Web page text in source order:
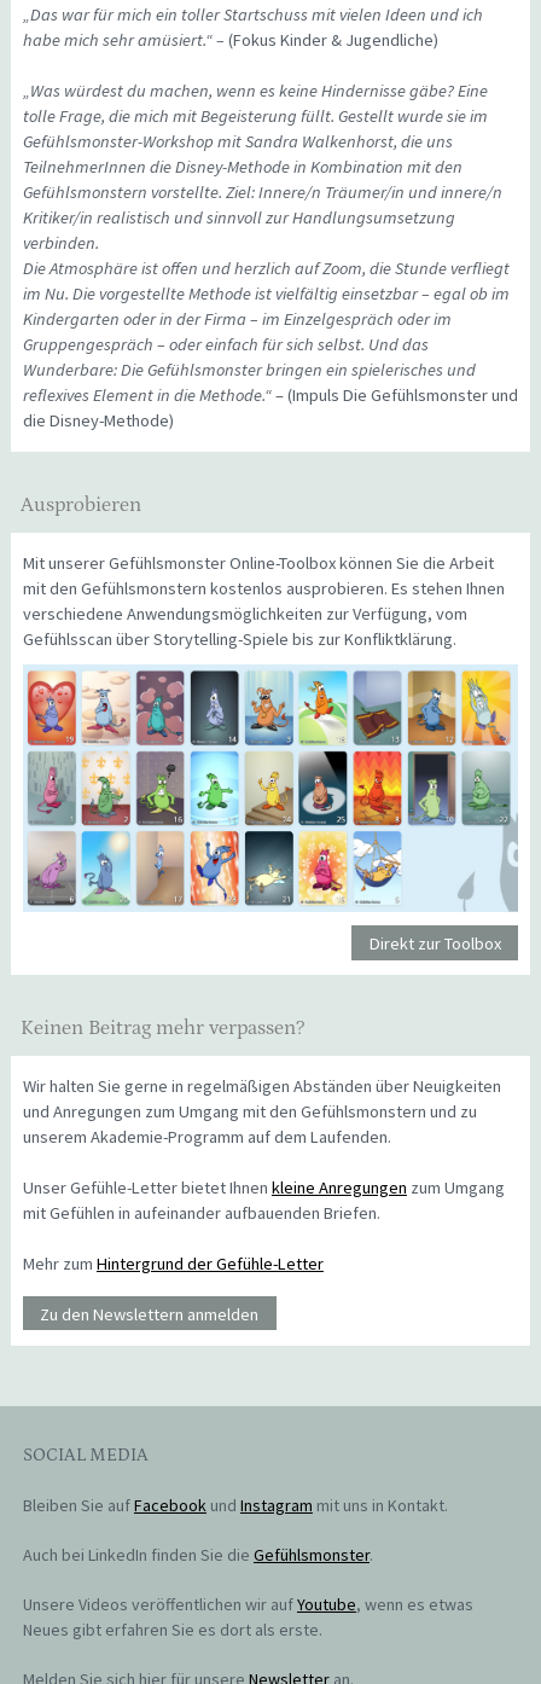
„Das war für mich ein toller Startschuss mit vielen Ideen und ich
habe mich sehr amüsiert.“ – (Fokus Kinder & Jugendliche)
„Was würdest du machen, wenn es keine Hindernisse gäbe? Eine
tolle Frage, die mich mit Begeisterung füllt. Gestellt wurde sie im
Gefühlsmonster-Workshop mit Sandra Walkenhorst, die uns
TeilnehmerInnen die Disney-Methode in Kombination mit den
Gefühlsmonstern vorstellte. Ziel: Innere/n Träumer/in und innere/n
Kritiker/in realistisch und sinnvoll zur Handlungsumsetzung
verbinden.
Die Atmosphäre ist offen und herzlich auf Zoom, die Stunde verfliegt
im Nu. Die vorgestellte Methode ist vielfältig einsetzbar – egal ob im
Kindergarten oder in der Firma – im Einzelgespräch oder im
Gruppengespräch – oder einfach für sich selbst. Und das
Wunderbare: Die Gefühlsmonster bringen ein spielerisches und
reflexives Element in die Methode.“– (Impuls Die Gefühlsmonster und
die Disney-Methode)
Ausprobieren
Mit unserer Gefühlsmonster Online-Toolbox können Sie die Arbeit
mit den Gefühlsmonstern kostenlos ausprobieren. Es stehen Ihnen
verschiedene Anwendungsmöglichkeiten zur Verfügung, vom
Gefühlsscan über Storytelling-Spiele bis zur Konfliktklärung.
Direkt zur Toolbox
Keinen Beitrag mehr verpassen?
Wir halten Sie gerne in regelmäßigen Abständen über Neuigkeiten
und Anregungen zum Umgang mit den Gefühlsmonstern und zu
unserem Akademie-Programm auf dem Laufenden.
Unser Gefühle-Letter bietet Ihnen kleine Anregungen zum Umgang
mit Gefühlen in aufeinander aufbauenden Briefen.
Mehr zum Hintergrund der Gefühle-Letter
Zu den Newslettern anmelden
SOCIAL MEDIA
Bleiben Sie aufFacebookund Instagram mit uns in Kontakt.
Auch bei LinkedIn finden Sie die Gefühlsmonster.
Unsere Videos veröffentlichen wir aufYoutube, wenn es etwas
Neues gibt erfahren Sie es dort als erste.
Melden Sie sich hier für unsere Newsletteran.